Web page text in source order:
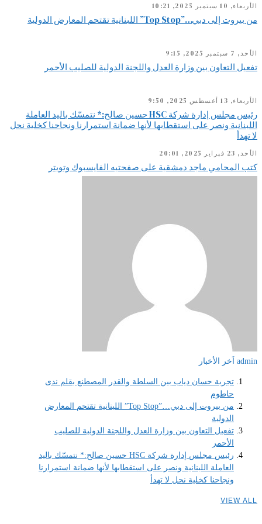
الأربعاء, 10 سبتمبر 2025, 10:21
من بيروت إلى دبي…”Top Stop” اللبنانية تقتحم المعارض الدولية
الأحد, 7 سبتمبر 2025, 9:15
تفعيل التعاون بين وزارة العدل واللجنة الدولية للصليب الأحمر
الأربعاء, 13 أغسطس 2025, 9:50
رئيس مجلس إدارة شركة HSC حسين صالح:* نتمسّك باليد العاملة
اللبنانية ونصر على استقطابها لأنها ضمانة استمرارنا ونجاحنا كخلية نحل
لا تهدأ
الأحد, 23 فبراير 2025, 20:01
كتب المحامي ماجد دمشقية على صفحتيه الفايسبوك وتويتر
admin اَخر الأخبار
تجربة حسان دياب بين السلطة والقدر المصطنع بقلم ندى
حاطوم
من بيروت إلى دبي…”Top Stop” اللبنانية تقتحم المعارض
الدولية
تفعيل التعاون بين وزارة العدل واللجنة الدولية للصليب
الأحمر
رئيس مجلس إدارة شركة HSC حسين صالح:* نتمسّك باليد
العاملة اللبنانية ونصر على استقطابها لأنها ضمانة استمرارنا
ونجاحنا كخلية نحل لا تهدأ
VIEW ALL